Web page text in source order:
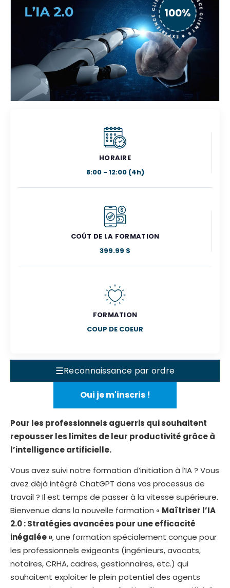
EXPÉRIENCE CLIENTS ★ EXPÉRIENCE CLIENTS ★
100%
HORAIRE
8:00 - 12:00 (4h)
COÛT DE LA FORMATION
399.99 $
FORMATION
COUP DE COEUR
☰Reconnaissance par ordre
Oui je m'inscris !
Pour les professionnels aguerris qui souhaitent
repousser les limites de leur productivité grâce à
l’intelligence artificielle.
Vous avez suivi notre formation d’initiation à l’IA ? Vous
avez déjà intégré ChatGPT dans vos processus de
travail ? Il est temps de passer à la vitesse supérieure.
Bienvenue dans la nouvelle formation « Maîtriser l’IA
2.0 : Stratégies avancées pour une efficacité
inégalée », une formation spécialement conçue pour
les professionnels exigeants (ingénieurs, avocats,
notaires, CRHA, cadres, gestionnaires, etc.) qui
souhaitent exploiter le plein potentiel des agents